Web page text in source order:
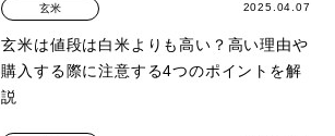
玄米 2025.04.07
玄米は値段は白米よりも高い？高い理由や
購入する際に注意する4つのポイントを解
説